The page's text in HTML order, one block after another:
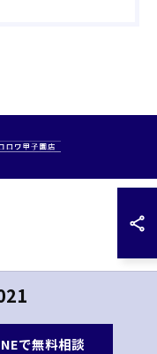
で無料相談